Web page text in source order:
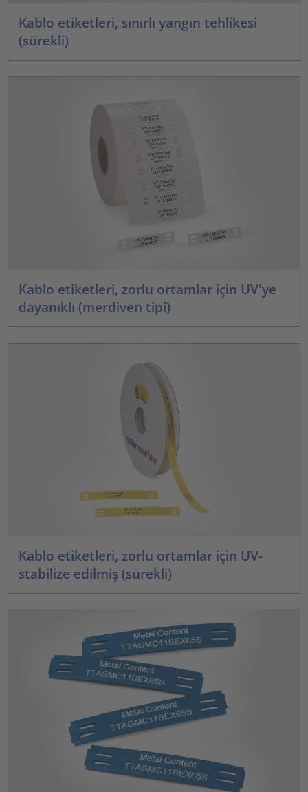
Kablo etiketleri, sınırlı yangın tehlikesi
(sürekli)
Kablo etiketleri, zorlu ortamlar için UV'ye
dayanıklı (merdiven tipi)
Kablo etiketleri, zorlu ortamlar için UV-
stabilize edilmiş (sürekli)